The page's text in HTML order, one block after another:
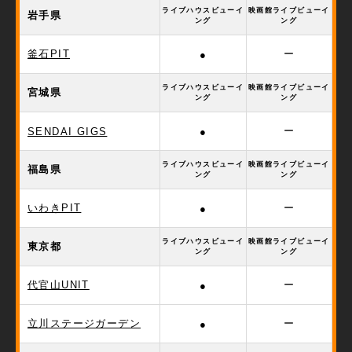
岩手県
ライブハウスビューイ
ング
映画館ライブビューイ
ング
釜石PIT ● ー
宮城県
ライブハウスビューイ
ング
映画館ライブビューイ
ング
SENDAI GIGS ● ー
福島県
ライブハウスビューイ
ング
映画館ライブビューイ
ング
いわきPIT ● ー
東京都
ライブハウスビューイ
ング
映画館ライブビューイ
ング
代官山UNIT ● ー
立川ステージガーデン ● ー